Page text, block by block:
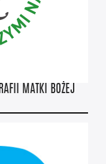
MATKI BOŻEJ